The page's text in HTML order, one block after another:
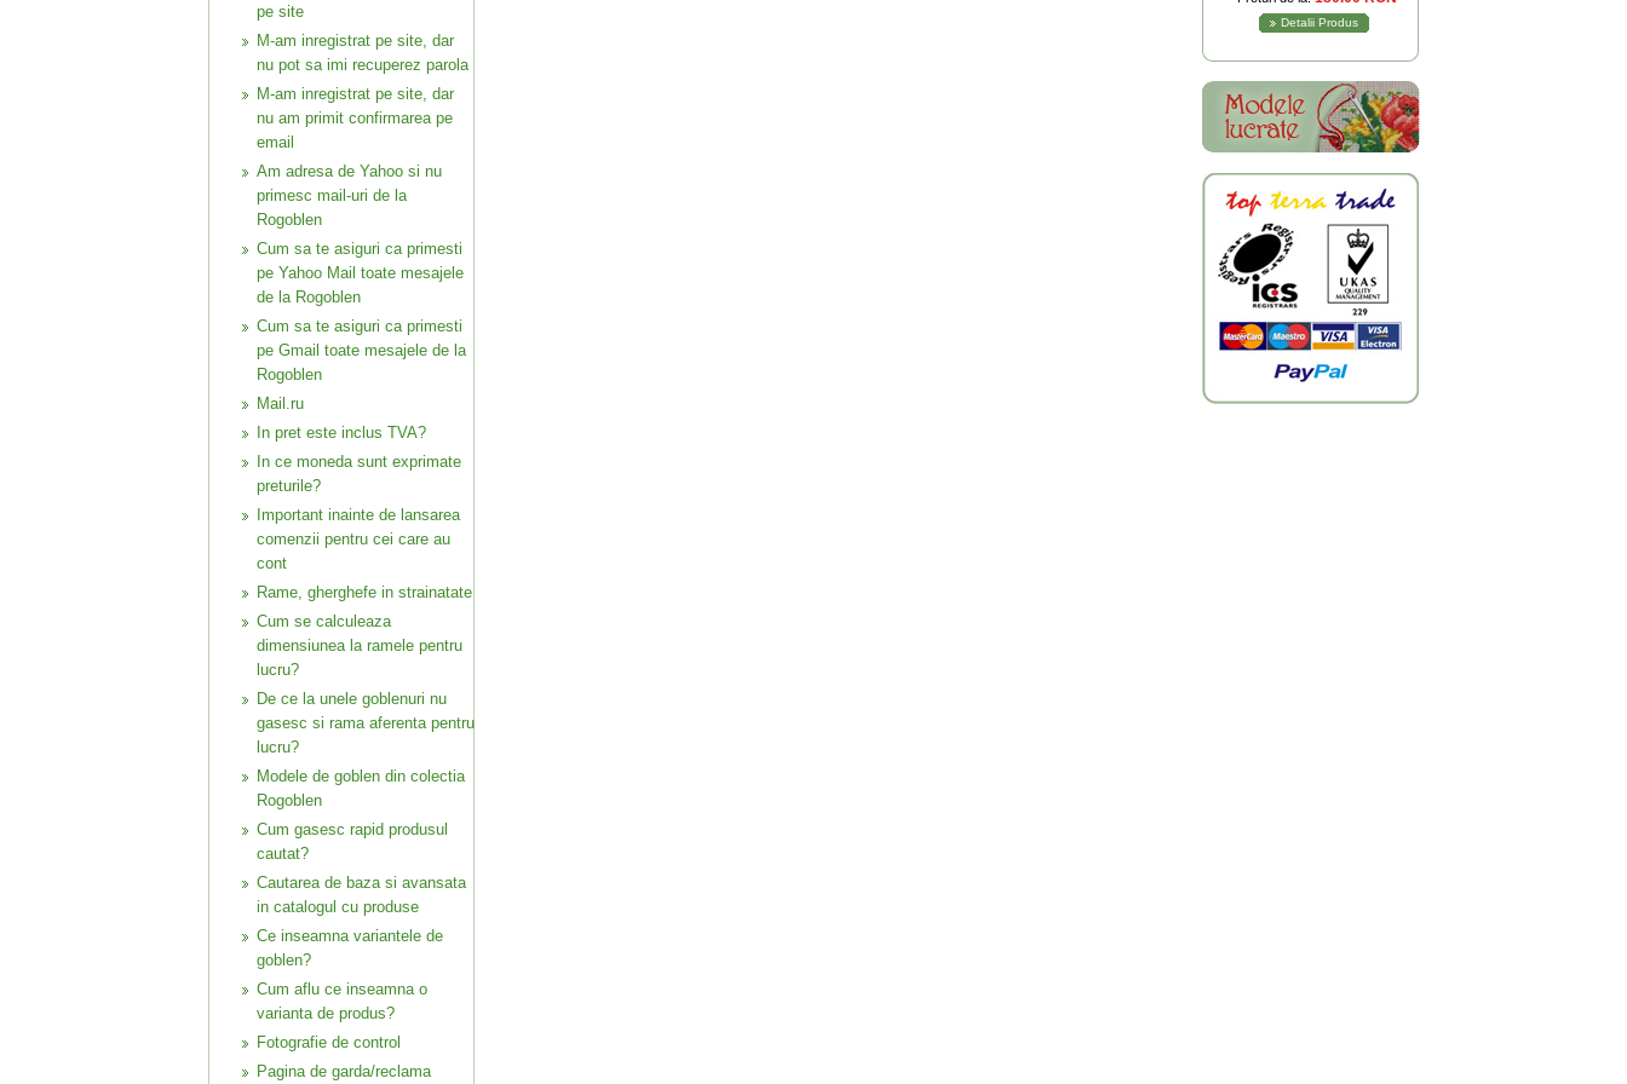
pe site
M-am inregistrat pe site, dar
nu pot sa imi recuperez parola
M-am inregistrat pe site, dar
nu am primit confirmarea pe
email
Am adresa de Yahoo si nu
primesc mail-uri de la
Rogoblen
Cum sa te asiguri ca primesti
pe Yahoo Mail toate mesajele
de la Rogoblen
Cum sa te asiguri ca primesti
pe Gmail toate mesajele de la
Rogoblen
Mail.ru
In pret este inclus TVA?
In ce moneda sunt exprimate
preturile?
Important inainte de lansarea
comenzii pentru cei care au
cont
Rame, gherghefe in strainatate
Cum se calculeaza
dimensiunea la ramele pentru
lucru?
De ce la unele goblenuri nu
gasesc si rama aferenta pentru
lucru?
Modele de goblen din colectia
Rogoblen
Cum gasesc rapid produsul
cautat?
Cautarea de baza si avansata
in catalogul cu produse
Ce inseamna variantele de
goblen?
Cum aflu ce inseamna o
varianta de produs?
Fotografie de control
Pagina de garda/reclama
Detalii Produs